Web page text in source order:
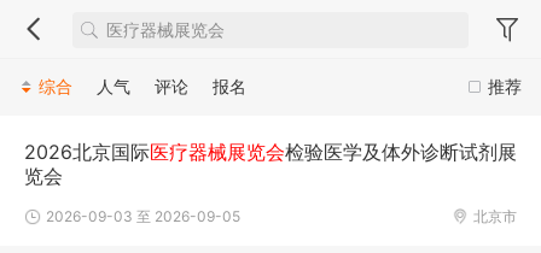
推荐
综合 人气 评论 报名
2026北京国际医疗器械展览会检验医学及体外诊断试剂展
览会
北京市
2026-09-03 至 2026-09-05